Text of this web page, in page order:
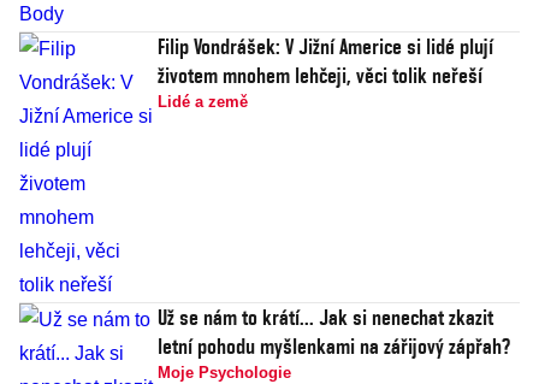
Filip Vondrášek: V Jižní Americe si lidé plují
životem mnohem lehčeji, věci tolik neřeší
Lidé a země
Už se nám to krátí... Jak si nenechat zkazit
letní pohodu myšlenkami na zářijový zápřah?
Moje Psychologie